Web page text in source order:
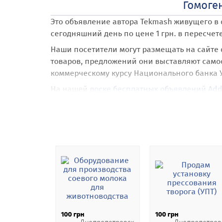
Это объявление автора Tekmash живущего в
сегодняшний день по цене 1 грн. в
Наши посетители могут размещать на
товаров, предложений они выставляют
коммерческому курсу Национального банка
На нашей доске бесплатных объявлений
свое объявление на карте Google Maps с
Одним из ключевых преимуществ нашей
Разместив объявление как
удалять и продлевать объявления через
арендовать и размещать объявления
100 грн
100 грн